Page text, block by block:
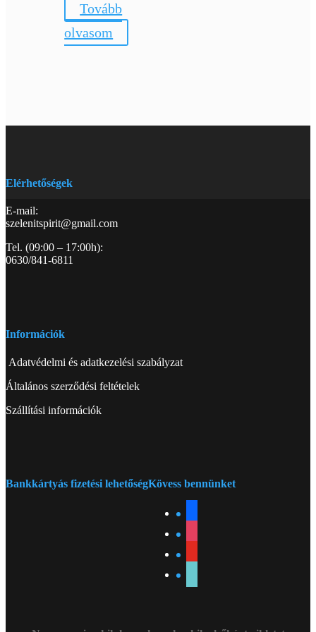
2
200 Ft.
Tovább
olvasom
Elérhetőségek
E-mail:
szelenitspirit@gmail.com
Tel. (09:00 – 17:00h):
0630/841-6811
Információk
Adatvédelmi és adatkezelési szabályzat
Általános szerződési feltételek
Szállítási információk
Bankkártyás fizetési lehetőségKövess bennünket